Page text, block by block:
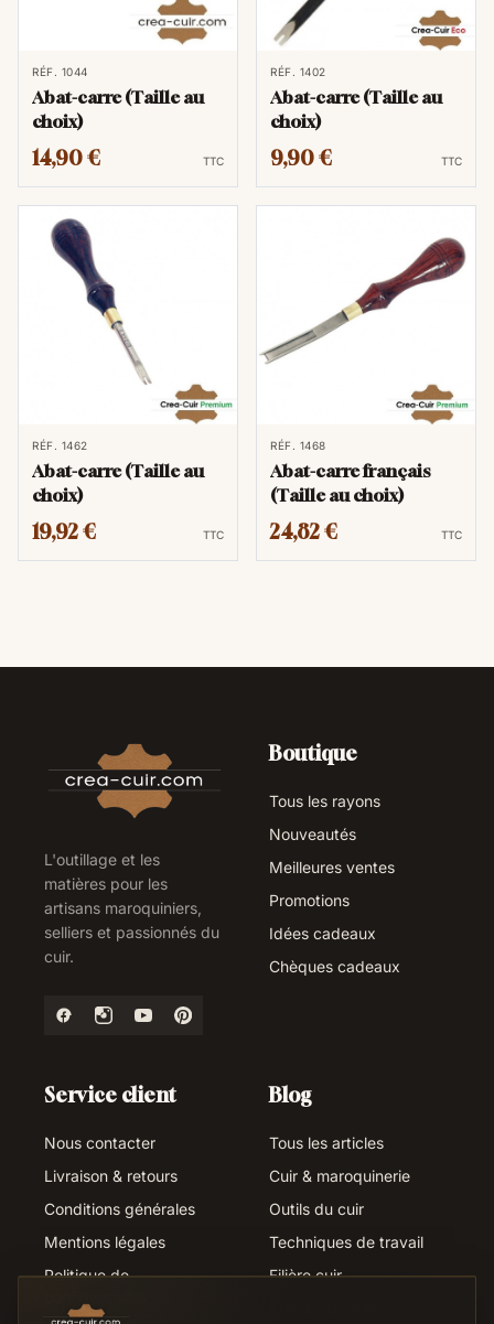
RÉF. 1044
Abat-carre (Taille au
choix)
14,90 € TTC
RÉF. 1402
Abat-carre (Taille au
choix)
9,90 € TTC
RÉF. 1462
Abat-carre (Taille au
choix)
19,92 € TTC
RÉF. 1468
Abat-carre français
(Taille au choix)
24,82 € TTC
L'outillage et les
matières pour les
artisans maroquiniers,
selliers et passionnés du
cuir.
Boutique
Tous les rayons
Nouveautés
Meilleures ventes
Promotions
Idées cadeaux
Chèques cadeaux
Service client
Nous contacter
Livraison & retours
Conditions générales
Mentions légales
Politique de
Blog
Tous les articles
Cuir & maroquinerie
Outils du cuir
Techniques de travail
Filière cuir